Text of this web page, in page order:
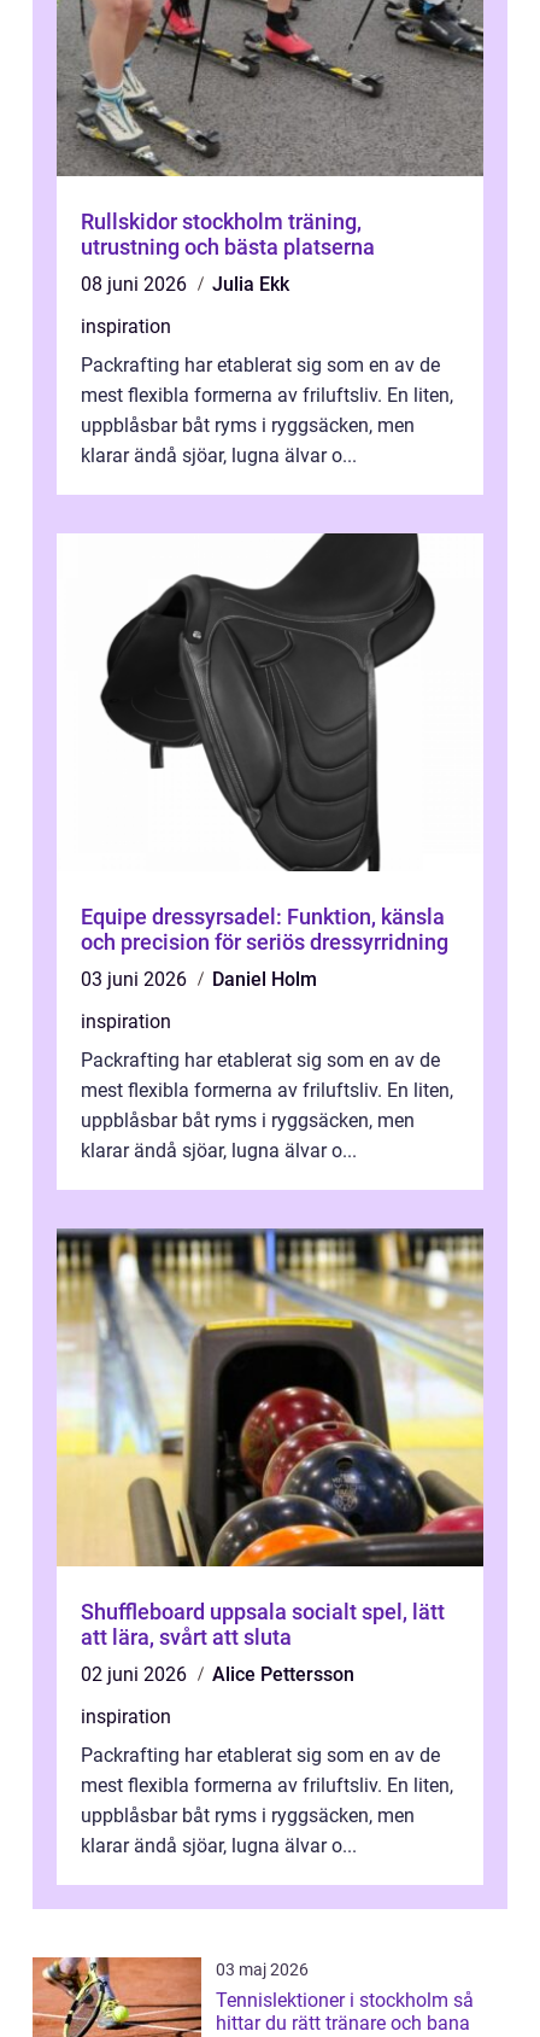
Rullskidor stockholm träning,
utrustning och bästa platserna
08 juni 2026
Julia Ekk
inspiration
Packrafting har etablerat sig som en av de
mest flexibla formerna av friluftsliv. En liten,
uppblåsbar båt ryms i ryggsäcken, men
klarar ändå sjöar, lugna älvar o...
Equipe dressyrsadel: Funktion, känsla
och precision för seriös dressyrridning
03 juni 2026
Daniel Holm
inspiration
Packrafting har etablerat sig som en av de
mest flexibla formerna av friluftsliv. En liten,
uppblåsbar båt ryms i ryggsäcken, men
klarar ändå sjöar, lugna älvar o...
Shuffleboard uppsala socialt spel, lätt
att lära, svårt att sluta
02 juni 2026
Alice Pettersson
inspiration
Packrafting har etablerat sig som en av de
mest flexibla formerna av friluftsliv. En liten,
uppblåsbar båt ryms i ryggsäcken, men
klarar ändå sjöar, lugna älvar o...
03 maj 2026
Tennislektioner i stockholm så
hittar du rätt tränare och bana